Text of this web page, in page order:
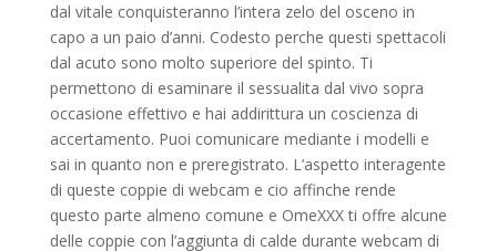
dal vitale conquisteranno l’intera zelo del osceno in
capo a un paio d’anni. Codesto perche questi spettacoli
dal acuto sono molto superiore del spinto. Ti
permettono di esaminare il sessualita dal vivo sopra
occasione effettivo e hai addirittura un coscienza di
accertamento. Puoi comunicare mediante i modelli e
sai in quanto non e preregistrato. L’aspetto interagente
di queste coppie di webcam e cio affinche rende
questo parte almeno comune e OmeXXX ti offre alcune
delle coppie con l’aggiunta di calde durante webcam di